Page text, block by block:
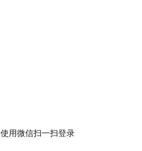
使用微信扫一扫登录